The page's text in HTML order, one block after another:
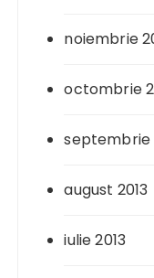
noiembrie
octombrie
septembrie
august 2013
iulie 2013